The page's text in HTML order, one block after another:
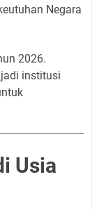
Negara
2026.
institusi
Usia